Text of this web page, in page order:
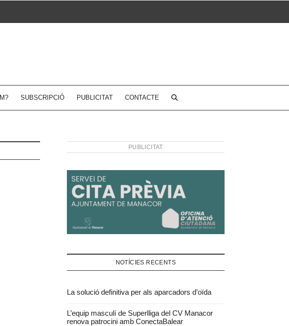
SUBSCRIPCIÓ PUBLICITAT CONTACTE
PUBLICITAT
NOTÍCIES RECENTS
La solució definitiva per als aparcadors d’oïda
L’equip masculí de Superlliga del CV Manacor
renova patrocini amb ConectaBalear